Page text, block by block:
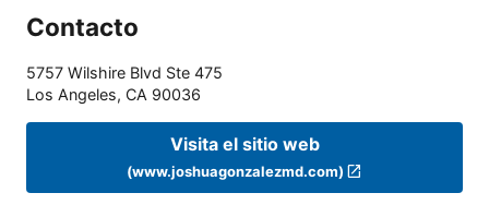
Contacto
5757 Wilshire Blvd Ste 475
Los Angeles, CA 90036
Visita el sitio web
(www.joshuagonzalezmd.com)